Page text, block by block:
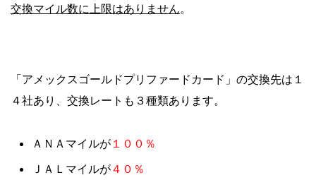
交換マイル数に上限はありません。
「アメックスゴールドプリファードカード」の交換先は１
４社あり、交換レートも３種類あります。
ＡＮＡマイルが １００％
ＪＡＬマイルが４０％